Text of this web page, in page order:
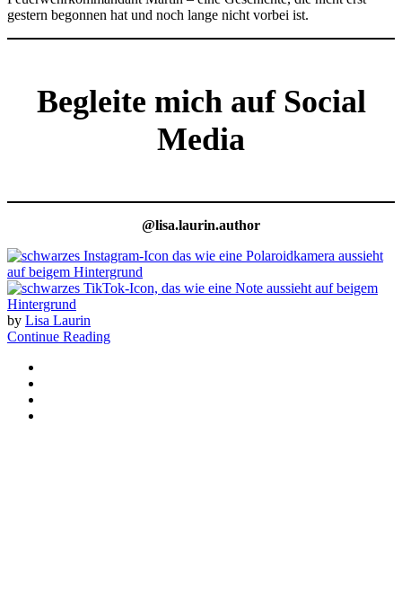
gestern begonnen hat und noch lange nicht vorbei ist.
Begleite mich auf Social
Media
@lisa.laurin.author
by Lisa Laurin
Continue Reading